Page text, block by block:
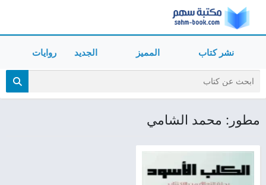
نشر كتاب المميز الجديد روايات
مطور: محمد الشامي